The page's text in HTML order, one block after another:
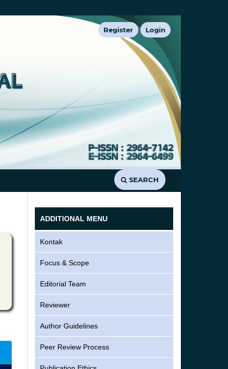
SEARCH
Register Login
ADDITIONAL MENU
Kontak
Focus & Scope
Editorial Team
Reviewer
Author Guidelines
Peer Review Process